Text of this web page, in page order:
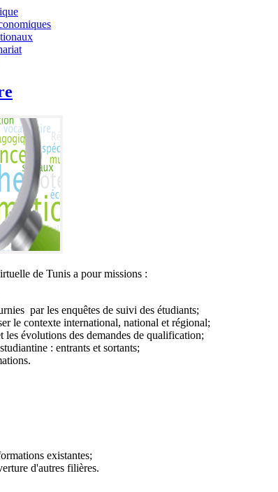
de Tunis a pour missions :
par les enquêtes de suivi des étudiants;
le contexte international, national et régional;
les évolutions des demandes de qualification;
: entrants et sortants;
existantes;
d'autres filières.